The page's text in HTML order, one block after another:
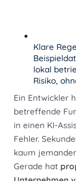
Klare
lokal
Risiko,
Ein Entwickler
betreffende
in einen KI-
Fehler.
kaum
Gerade hat